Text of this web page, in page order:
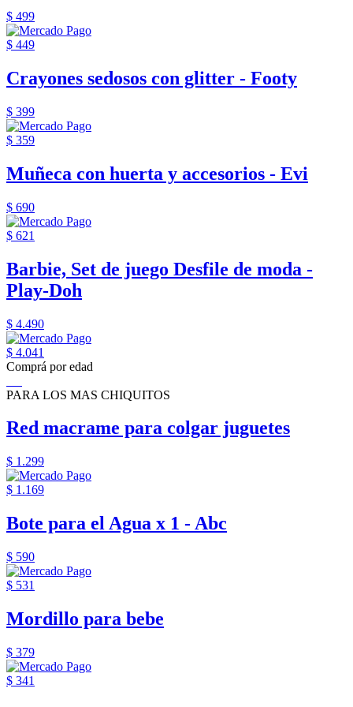
$ 499
$ 449
Crayones sedosos con glitter - Footy
$ 399
$ 359
Muñeca con huerta y accesorios - Evi
$ 690
$ 621
Barbie, Set de juego Desfile de moda -
Play-Doh
$ 4.490
$ 4.041
Comprá por edad
PARA LOS MAS CHIQUITOS
Red macrame para colgar juguetes
$ 1.299
$ 1.169
Bote para el Agua x 1 - Abc
$ 590
$ 531
Mordillo para bebe
$ 379
$ 341